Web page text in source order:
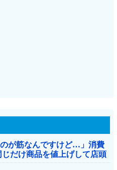
のが筋なんですけど…」消費
だけ商品を値上げして店頭